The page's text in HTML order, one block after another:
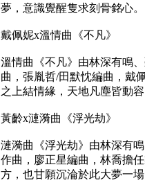
夢，意識覺醒隻求刻骨銘心。
戴佩妮x溫情曲《不凡》
溫情曲《不凡》由林深有鳴
曲，張胤哲/田默忱編曲，戴
之上結情緣，天地凡塵皆動
黃齡x漣漪曲《浮光劫》
漣漪曲《浮光劫》由林深有
作曲，廖正星編曲，林喬擔
方，也甘願沉淪於此大夢一